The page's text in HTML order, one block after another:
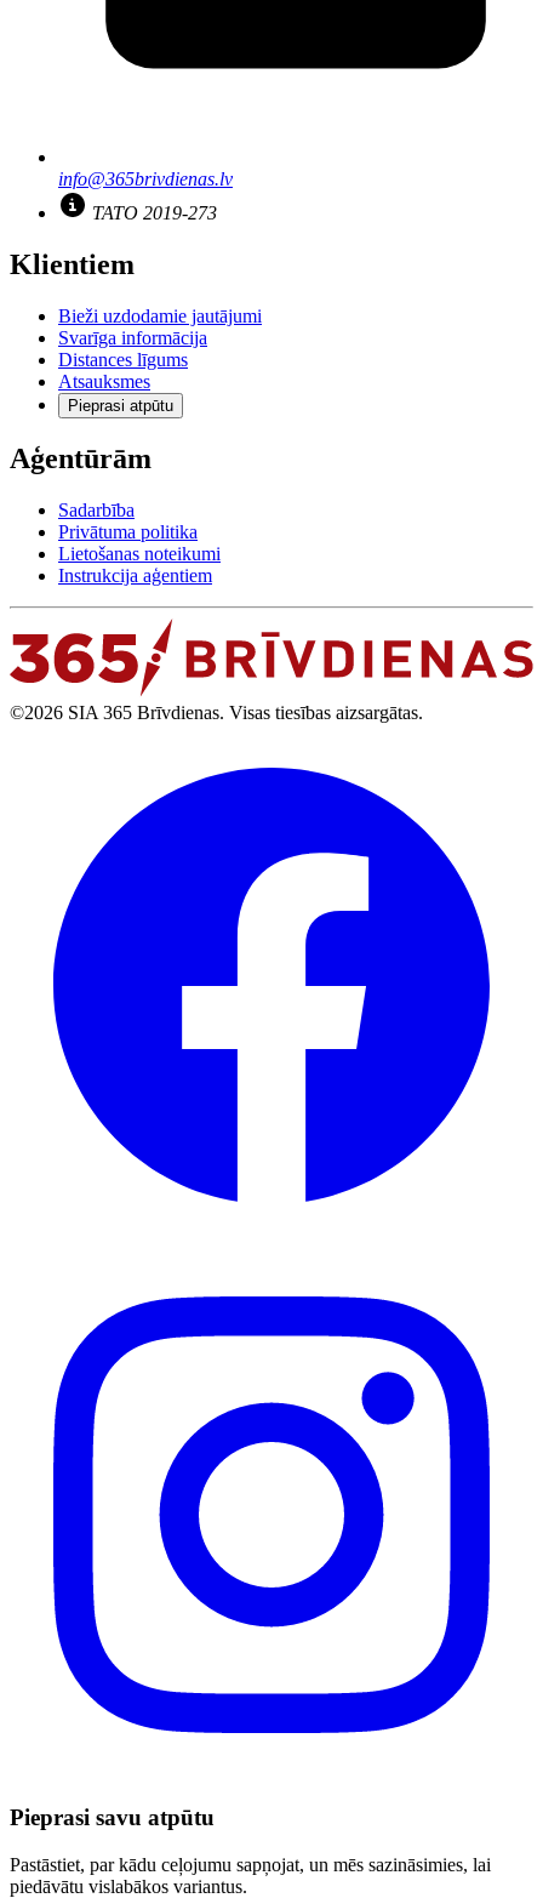
info@365brivdienas.lv
TATO 2019-273
Klientiem
Bieži uzdodamie jautājumi
Svarīga informācija
Distances līgums
Atsauksmes
Pieprasi atpūtu
Aģentūrām
Sadarbība
Privātuma politika
Lietošanas noteikumi
Instrukcija aģentiem
©2026 SIA 365 Brīvdienas. Visas tiesības aizsargātas.
Pieprasi savu atpūtu
Pastāstiet, par kādu ceļojumu sapņojat, un mēs sazināsimies, lai
piedāvātu vislabākos variantus.